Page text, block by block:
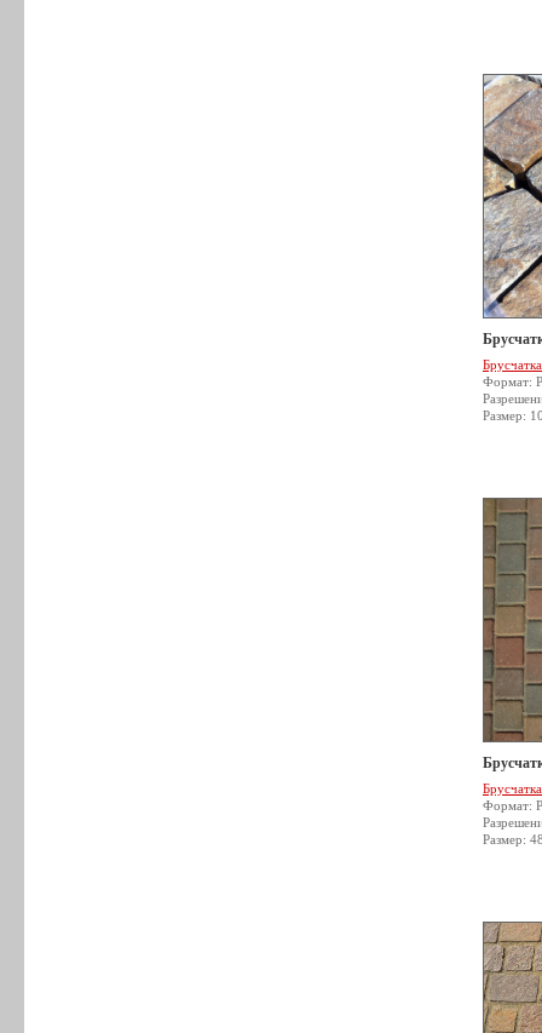
Брусчатка
Формат:
Размер:
Брусчатка
Формат:
Размер: